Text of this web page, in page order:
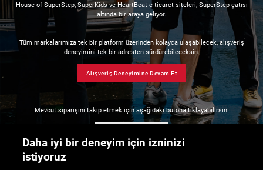
House of SuperStep, SuperKids ve HeartBeat e-ticaret siteleri, SuperStep çatısı
altında bir araya geliyor.
Tüm markalarımıza tek bir platform üzerinden kolayca ulaşabilecek, alışveriş
deneyimini tek bir adresten sürdürebileceksin.
Alışveriş Deneyimine Devam Et
Mevcut siparişini takip etmek için aşağıdaki butona tıklayabilirsin.
Daha iyi bir deneyim için izninizi
istiyoruz